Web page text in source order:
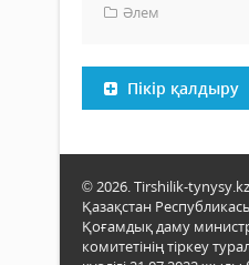
Әлем
Пікір қалдыру
© 2026. Tirshilik-tynysy.kz
Қазақстан
Қоғамдық даму
комитетінің тіркеу